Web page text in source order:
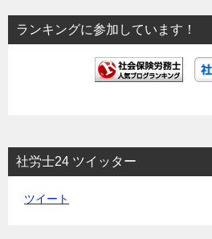
ランキングに参加しています！
社労士24 ツイッター
ツイート